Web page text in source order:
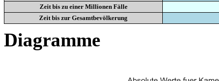
Zeit bis zu einer Millionen Fälle
Zeit bis zur Gesamtbevölkerung
Diagramme